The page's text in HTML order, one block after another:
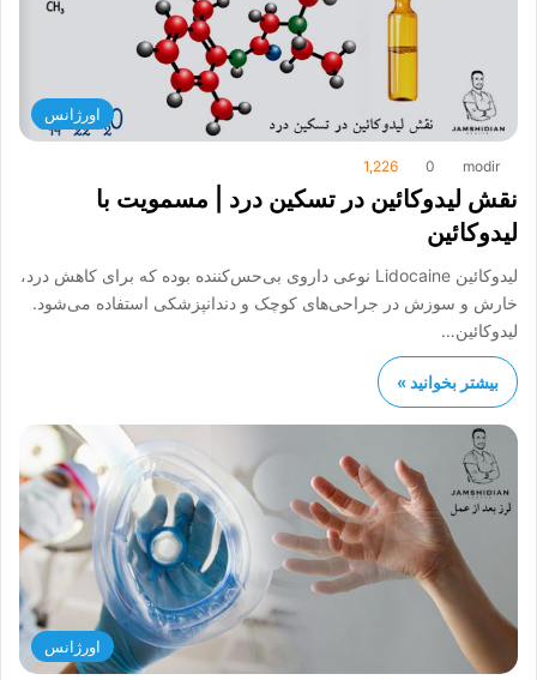
اورژانس
modir
0
1,226
نقش لیدوکائین در تسکین درد | مسمویت با
لیدوکائین
لیدوکائین Lidocaine نوعی داروی بی‌حس‌کننده بوده که برای کاهش درد،
خارش و سوزش در جراحی‌های کوچک و دندانپزشکی استفاده می‌شود.
لیدوکائین…
بیشتر بخوانید »
اورژانس